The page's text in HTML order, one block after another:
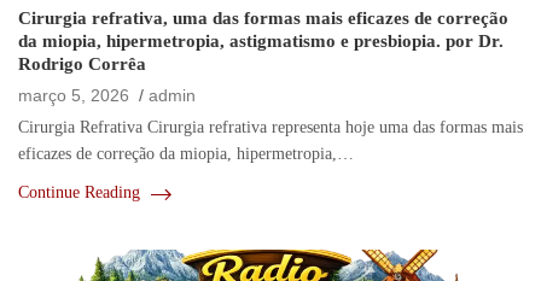
Cirurgia refrativa, uma das formas mais eficazes de correção
da miopia, hipermetropia, astigmatismo e presbiopia. por Dr.
Rodrigo Corrêa
março 5, 2026
admin
Cirurgia Refrativa Cirurgia refrativa representa hoje uma das formas mais
eficazes de correção da miopia, hipermetropia,…
Continue Reading